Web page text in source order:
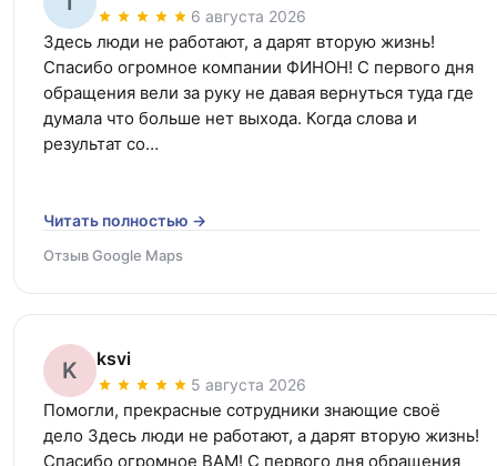
6 августа 2026
Здесь люди не работают, а дарят вторую жизнь!
Спасибо огромное компании ФИНОН! С первого дня
обращения вели за руку не давая вернуться туда где
думала что больше нет выхода. Когда слова и
результат со…
Читать полностью →
Отзыв Google Maps
K ksvi
5 августа 2026
Помогли, прекрасные сотрудники знающие своё
дело Здесь люди не работают, а дарят вторую жизнь!
Спасибо огромное ВАМ! С первого дня обращения